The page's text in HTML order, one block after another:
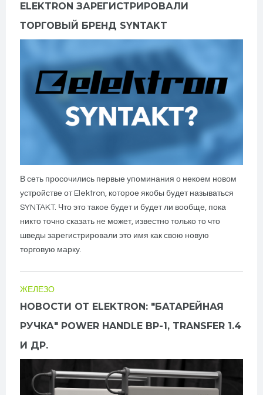
ELEKTRON ЗАРЕГИСТРИРОВАЛИ
ТОРГОВЫЙ БРЕНД SYNTAKT
В сеть просочились первые упоминания о некоем новом
устройстве от Elektron, которое якобы будет называться
SYNTAKT. Что это такое будет и будет ли вообще, пока
никто точно сказать не может, известно только то что
шведы зарегистрировали это имя как свою новую
торговую марку.
ЖЕЛЕЗО
НОВОСТИ ОТ ELEKTRON: "БАТАРЕЙНАЯ
РУЧКА" POWER HANDLE BP-1, TRANSFER 1.4
И ДР.